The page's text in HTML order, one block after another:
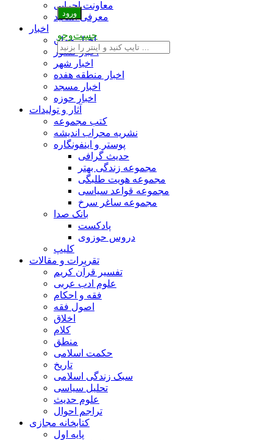
معاونت اجرایی
معرفی اساتید
اخبار
اخبار جهان
اخبار کشور
اخبار شهر
اخبار منطقه هفده
اخبار مسجد
اخبار حوزه
آثار و تولیدات
کتب مجموعه
نشریه محراب اندیشه
پوستر و اینفونگاره
حدیث گرافی
مجموعه زندگی بهتر
مجموعه هویت طلبگی
مجموعه قواعد سیاسی
مجموعه ساغر سرخ
بانک صدا
پادکست
دروس حوزوی
کلیپ
تقریرات و مقالات
تفسیر قرآن کریم
علوم ادب عربی
فقه و احکام
اصول فقه
اخلاق
کلام
منطق
حکمت اسلامی
تاریخ
سبک زندگی اسلامی
تحلیل سیاسی
علوم حدیث
تراجم احوال
کتابخانه مجازی
پایه اول
جست‌وجو